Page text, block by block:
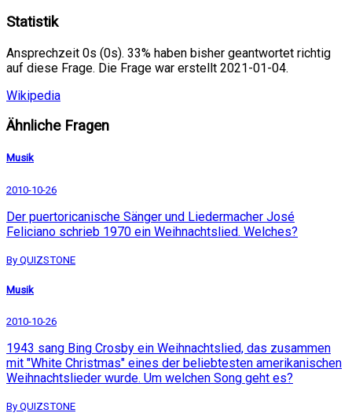
Statistik
Ansprechzeit 0s (0s). 33% haben bisher geantwortet richtig
auf diese Frage. Die Frage war erstellt 2021-01-04.
Wikipedia
Ähnliche Fragen
Musik
2010-10-26
Der puertoricanische Sänger und Liedermacher José
Feliciano schrieb 1970 ein Weihnachtslied. Welches?
By QUIZSTONE
Musik
2010-10-26
1943 sang Bing Crosby ein Weihnachtslied, das zusammen
mit "White Christmas" eines der beliebtesten amerikanischen
Weihnachtslieder wurde. Um welchen Song geht es?
By QUIZSTONE